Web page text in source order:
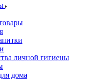
личной гигиены
дома